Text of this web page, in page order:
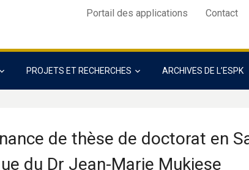
Portail des applications Contact
PROJETS ET RECHERCHES ARCHIVES DE L’ESPK
de thèse de doctorat en
du Dr Jean-Marie Mukiese